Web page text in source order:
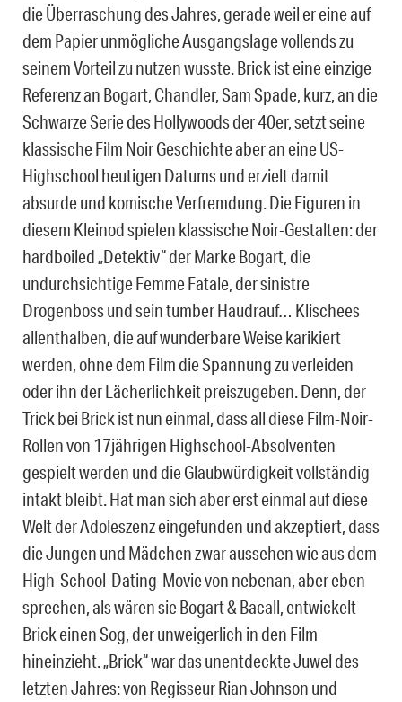
die Überraschung des Jahres, gerade weil er eine auf
dem Papier unmögliche Ausgangslage vollends zu
seinem Vorteil zu nutzen wusste. Brick ist eine einzige
Referenz an Bogart, Chandler, Sam Spade, kurz, an die
Schwarze Serie des Hollywoods der 40er, setzt seine
klassische Film Noir Geschichte aber an eine US-
Highschool heutigen Datums und erzielt damit
absurde und komische Verfremdung. Die Figuren in
diesem Kleinod spielen klassische Noir-Gestalten: der
hardboiled „Detektiv“ der Marke Bogart, die
undurchsichtige Femme Fatale, der sinistre
Drogenboss und sein tumber Haudrauf… Klischees
allenthalben, die auf wunderbare Weise karikiert
werden, ohne dem Film die Spannung zu verleiden
oder ihn der Lächerlichkeit preiszugeben. Denn, der
Trick bei Brick ist nun einmal, dass all diese Film-Noir-
Rollen von 17jährigen Highschool-Absolventen
gespielt werden und die Glaubwürdigkeit vollständig
intakt bleibt. Hat man sich aber erst einmal auf diese
Welt der Adoleszenz eingefunden und akzeptiert, dass
die Jungen und Mädchen zwar aussehen wie aus dem
High-School-Dating-Movie von nebenan, aber eben
sprechen, als wären sie Bogart & Bacall, entwickelt
Brick einen Sog, der unweigerlich in den Film
hineinzieht. „Brick“ war das unentdeckte Juwel des
letzten Jahres: von Regisseur Rian Johnson und